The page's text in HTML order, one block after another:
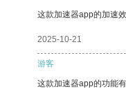
这款加速器app的加速
2025-10-21
游客
这款加速器app的功能